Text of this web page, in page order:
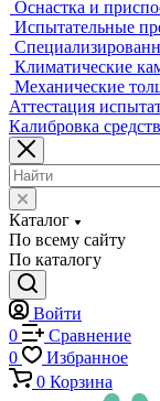
Универсальные
Машины для
Машины для
Системы
Машины на
Машины на изгиб
Копры маятниковые
Оснастка и
Испытательные
Климатические
Механические
Аттестация
Калибровка